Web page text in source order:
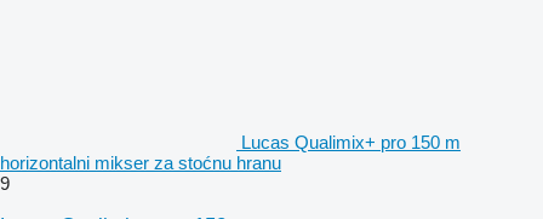
Lucas Qualimix+ pro 150 m
horizontalni mikser za stoćnu hranu
9